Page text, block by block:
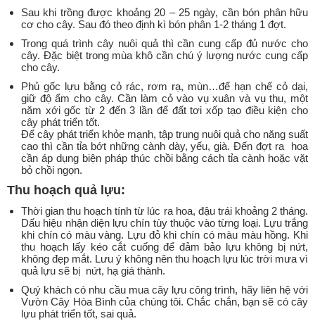
Sau khi trồng được khoảng 20 – 25 ngày, cần bón phân hữu
cơ cho cây. Sau đó theo định kì bón phân 1-2 tháng 1 đợt.
Trong quá trình cây nuôi quả thì cần cung cấp đủ nước cho
cây. Đặc biệt trong mùa khô cần chú ý lượng nước cung cấp
cho cây.
Phủ gốc lựu bằng cỏ rác, rơm rạ, mùn…để hạn chế cỏ dại,
giữ độ ẩm cho cây. Cần làm cỏ vào vụ xuân và vụ thu, một
năm xới gốc từ 2 đến 3 lần để đất tơi xốp tạo điều kiện cho
cây phát triển tốt.
Để cây phát triển khỏe mạnh, tập trung nuôi quả cho năng suất
cao thì cần tỉa bớt những cành dày, yếu, già. Đến đợt ra hoa
cần áp dụng biện pháp thúc chồi bằng cách tỉa cành hoặc vặt
bỏ chồi ngọn.
Thu hoạch quả lựu:
Thời gian thu hoạch tính từ lúc ra hoa, đậu trái khoảng 2 tháng.
Dấu hiệu nhận diện lựu chín tùy thuộc vào từng loại. Lựu trắng
khi chín có màu vàng. Lựu đỏ khi chín có màu màu hồng. Khi
thu hoạch lấy kéo cắt cuống để đảm bảo lựu không bị nứt,
không đẹp mắt. Lưu ý không nên thu hoạch lựu lúc trời mưa vì
quả lựu sẽ bị nứt, hạ giá thành.
Quý khách có nhu cầu mua cây lựu công trình, hãy liên hệ với
Vườn Cây Hòa Bình của chúng tôi. Chắc chắn, bạn sẽ có cây
lựu phát triển tốt, sai quả.